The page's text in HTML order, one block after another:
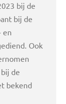
bij de
bij de
en
Ook
de
bekend